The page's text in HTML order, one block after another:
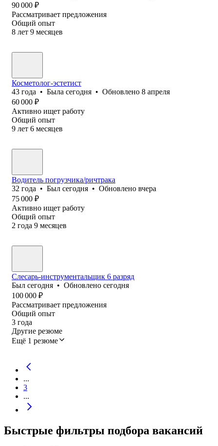
90 000 ₽
Рассматривает предложения
Общий опыт
8 лет 9 месяцев
Косметолог-эстетист
43 года • Была сегодня • Обновлено 8 апреля
60 000 ₽
Активно ищет работу
Общий опыт
9 лет 6 месяцев
Водитель погрузчика/ричтрака
32 года • Был сегодня • Обновлено вчера
75 000 ₽
Активно ищет работу
Общий опыт
2 года 9 месяцев
Слесарь-инструментальщик 6 разряд
Был сегодня • Обновлено сегодня
100 000 ₽
Рассматривает предложения
Общий опыт
3 года
Другие резюме
Ещё 1 резюме
...
3
...
Быстрые фильтры подбора вакансий